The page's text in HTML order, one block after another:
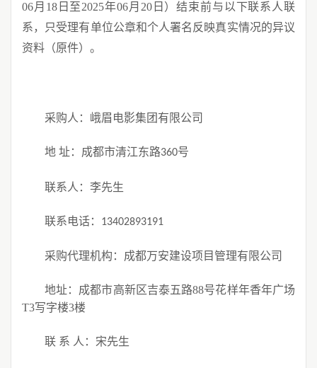
06月 18日至2025年06月 20日）结束前与以下联系人联
系，只受理有单位公章和个人署名反映真实情况的异议
资料（原件）。
采购人：峨眉电影集团有限公司
地 址： 成都市清江东路360号
联系人：李先生
联系电话： 13402893191
采购代理机构：成都万安建设项目管理有限公司
地址：成都市高新区吉泰五路88号花样年香年广场
T3写字楼3楼
联 系 人： 宋先生